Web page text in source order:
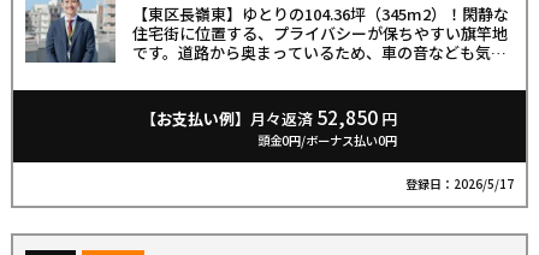
【東区長嶺東】ゆとりの104.36坪（345m2）！閑静な
住宅街に位置する、プライバシーが保ちやすい旗竿地
です。道路から奥まっているため、車の音なども気に
り・風通し良好です！100坪超の広大な敷地なので、
人気の平屋建築や広々としたお庭、複数台の駐車場な
ど、ゆとりある理想の住まいづくりが叶います。ぜひ
一度現地をご確認ください。
【お支払い例】 月々返済 52,850 円
頭金0円/ボーナス払い0円
登録日：2026/5/17